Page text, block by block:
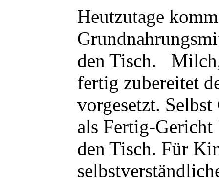
Heutzutage
den Tisch.
fertig zubereitet
vorgesetzt.
als Fertig-
den Tisch. Für